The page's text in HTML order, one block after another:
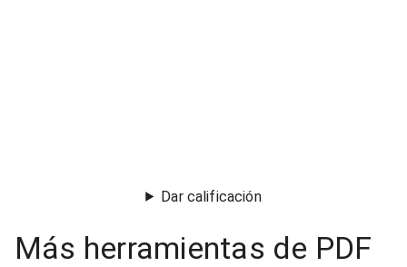
Dar calificación
Más herramientas de PDF